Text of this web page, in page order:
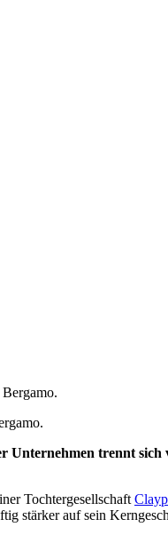
trennt
Tochtergesellschaft
stärker auf sein